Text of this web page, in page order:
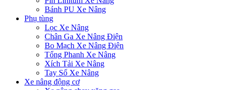
Bánh PU Xe Nâng
Phụ tùng
Lọc Xe Nâng
Chân Ga Xe Nâng Điện
Bo Mạch Xe Nâng Điện
Tổng Phanh Xe Nâng
Xích Tải Xe Nâng
Tay Số Xe Nâng
Xe nâng động cơ